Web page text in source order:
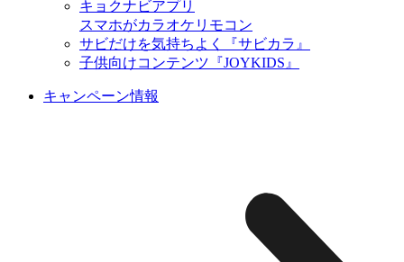
キョクナビアプリ
スマホがカラオケリモコン
サビだけを気持ちよく『サビカラ』
子供向けコンテンツ『JOYKIDS』
キャンペーン情報